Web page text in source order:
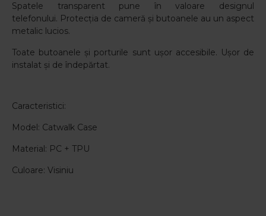
Spatele transparent pune în valoare designul
telefonului. Protecția de cameră și butoanele au un aspect
metalic lucios.
Toate butoanele și porturile sunt ușor accesibile. Ușor de
instalat și de îndepărtat.
Caracteristici:
Model: Catwalk Case
Material: PC + TPU
Culoare: Visiniu